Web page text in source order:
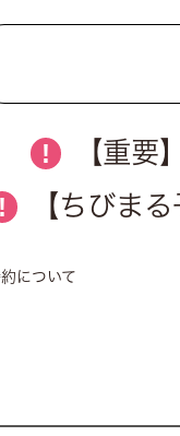
! 【重要
! 【ちびま
について